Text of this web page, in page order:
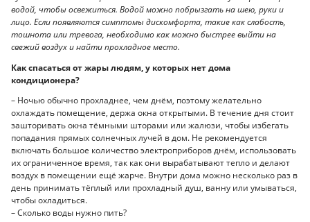
водой, чтобы освежиться. Водой можно побрызгать на шею, руки и
лицо. Если появляются симптомы дискомфорта, такие как слабость,
тошнота или тревога, необходимо как можно быстрее выйти на
свежий воздух и найти прохладное место.
Как спасаться от жары людям, у которых нет дома
кондиционера?
– Ночью обычно прохладнее, чем днём, поэтому желательно
охлаждать помещение, держа окна открытыми. В течение дня стоит
зашторивать окна тёмными шторами или жалюзи, чтобы избегать
попадания прямых солнечных лучей в дом. Не рекомендуется
включать большое количество электроприборов днём, использовать
их ограниченное время, так как они вырабатывают тепло и делают
воздух в помещении ещё жарче. Внутри дома можно несколько раз в
день принимать тёплый или прохладный душ, ванну или умываться,
чтобы охладиться.
– Сколько воды нужно пить?